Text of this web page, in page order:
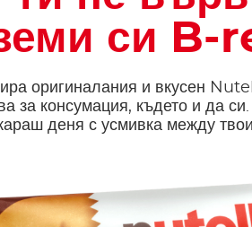
си B-
оригиналания и вкусен
за консумация, където и да
деня с усмивка между